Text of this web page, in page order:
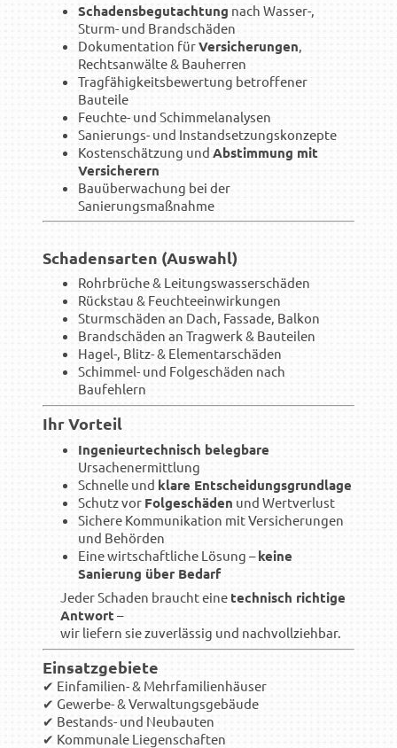
Schadensbegutachtung nach Wasser-,
Sturm- und Brandschäden
Dokumentation fürVersicherungen
Rechtsanwälte & Bauherren
Tragfähigkeitsbewertung betroffener
Bauteile
Feuchte- und Schimmelanalysen
Sanierungs- und Instandsetzungskonzepte
Kostenschätzung und Abstimmung mit
Versicherern
Bauüberwachung bei der
Sanierungsmaßnahme
Schadensarten (Auswahl)
Rohrbrüche & Leitungswasserschäden
Rückstau & Feuchteeinwirkungen
Sturmschäden an Dach, Fassade, Balkon
Brandschäden an Tragwerk & Bauteilen
Hagel-, Blitz- & Elementarschäden
Schimmel- und Folgeschäden nach
Baufehlern
Ihr Vorteil
Ingenieurtechnisch belegbare
Ursachenermittlung
Schnelle und klare Entscheidungsgrundlage
Schutz vor Folgeschäden und Wertverlust
Sichere Kommunikation mit Versicherungen
und Behörden
Eine wirtschaftliche Lösung –keine
Sanierung über Bedarf
Jeder Schaden braucht eine technisch richtige
Antwort –
wir liefern sie zuverlässig und nachvollziehbar.
Einsatzgebiete
✔ Einfamilien- & Mehrfamilienhäuser
✔ Gewerbe- & Verwaltungsgebäude
✔ Bestands- und Neubauten
✔ Kommunale Liegenschaften